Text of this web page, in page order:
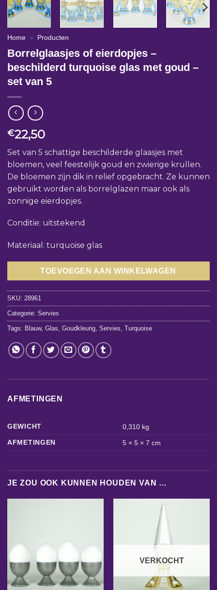
Home » Producten
Borrelglaasjes of eierdopjes –
beschilderd turquoise glas met goud –
set van 5
€22,50
Set van 5 schattige beschilderde glaasjes met
bloemen, veel feestelijk goud en zwierige krullen.
De bloemen zijn dik in relief opgebracht. Ze kunnen
gebruikt worden als borrelglazen maar ook als
zonnige eierdopjes.
Conditie: uitstekend
Materiaal: turquoise glas
TOEVOEGEN AAN WINKELWAGEN
SKU: 28961
Categorie: Servies
Tags: Blauw, Glas Goudkleurig Servies Turquoise
AFMETINGEN
GEWICHT
0,310 kg
AFMETINGEN
5 × 5 × 7 cm
JE ZOU OOK KUNNEN HOUDEN VAN …
VERKOCHT